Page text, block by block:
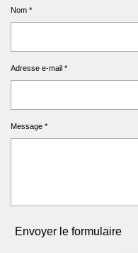
Nom *
Adresse e-mail *
Message *
Envoyer le formulaire